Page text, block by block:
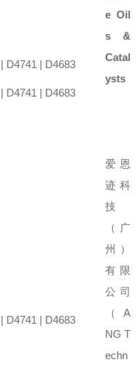
D4741 | D4683
D4741 | D4683
D4741 | D4683
e Oil
s &
Catal
ysts
爱恩
迹科
技
（广
州）
有限
公司
（
A
NG T
echn